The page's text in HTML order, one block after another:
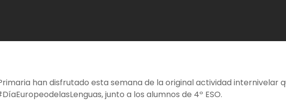
han disfrutado esta semana de la original actividad internivelar
junto a los alumnos de 4º ESO.